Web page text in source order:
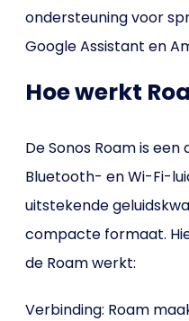
ondersteuning voor
Google Assistant en
Hoe werkt
De Sonos Roam is
Bluetooth- en Wi-Fi-
uitstekende
compacte formaat.
de Roam werkt:
Verbinding: Roam